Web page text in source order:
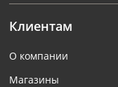
Клиентам
О компании
Магазины